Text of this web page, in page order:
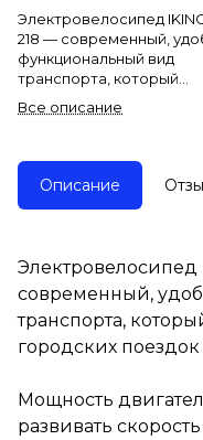
Электровелосипед
218 — современный,
функциональный вид
транспорта, который
городских поездок и
Мощность двигателя в
проезжать до 45 км., без
постоянной
Также у модели
надёжная рама,
информативный
Все описание
Описание
Электровелосипед
современный,
транспорта,
городских
Мощность
развивать